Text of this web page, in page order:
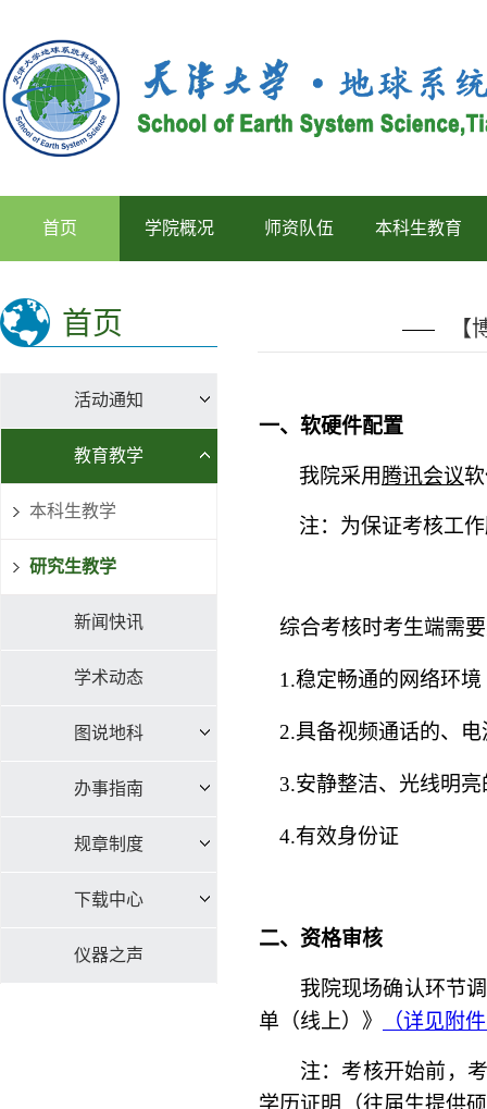
首页 学院概况 师资队伍 本科生教育
首页
活动通知
教育教学
本科生教学
研究生教学
新闻快讯
学术动态
图说地科
办事指南
规章制度
下载中心
仪器之声
一、软硬件配置
我院采用腾讯会议
注：为保证考核工
综合考核时考生端需
1.稳定畅通的网络环境
2.具备视频通话的、
3.安静整洁、光线明
4.有效身份证
二、资格审核
我院现场确认环节
单（线上）》
（详见附
注：考核开始前，
学历证明（往届生提供